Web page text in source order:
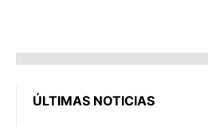
ÚLTIMAS NOTICIAS